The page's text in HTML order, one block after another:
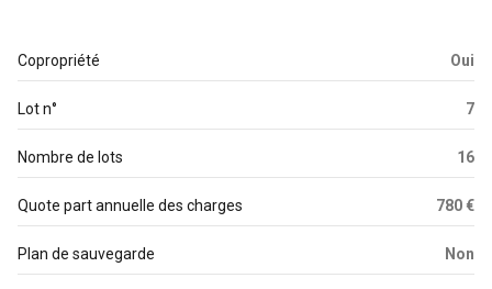
Copropriété Oui
Lot n° 7
Nombre de lots 16
Quote part annuelle des charges 780 €
Plan de sauvegarde Non